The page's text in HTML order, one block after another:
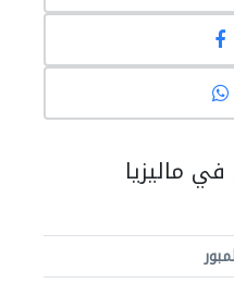
ماليزيا